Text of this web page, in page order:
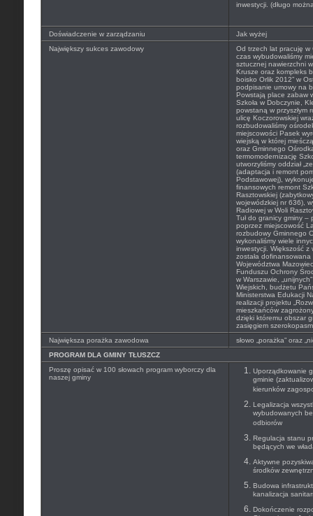
inwestycji. (długo
Doświadczenie w zarządzaniu
Jak wyżej
Największy sukces zawodowy
Od trzech lat pracuję w
czas wybudowaliśmy
sztucznej nawierzchni
Krusze oraz kompleks
boisko Orlik 2012” w
podpisanie umowy na
Powstają place zabaw
Szkoła w Dobczynie,
powstaną w przyszłym
ulicę Koczorowskiej
rozbudowaliśmy
miejscowości Pasek
wiejską w której
oraz Gminnego
termomodernizację
utworzyliśmy oddział
(adaptacja i remont
Podstawowej),
finansowych remont
Rasztowskiej
wojewódzkiej nr 636),
Radiowej w Woli
Tuł do granicy gminy –
poprzez miejscowość
rozbudowy Gminnego
wykonaliśmy wiele
inwestycji. Większość z
została
Województwa
Funduszu Ochrony
w Warszawie,
Wiejskich, budżetu
Ministerstwa Edukacji
realizacji projektu
mieszkańców
dzięki któremu obszar
zasięgiem
Największa porażka zawodowa
słowo „porażka” oraz
PROGRAM DLA GMINY TŁUSZCZ
Proszę opisać w 100 słowach program wyborczy dla
naszej gminy
Uporządkowanie
gminie
kierunków
Legalizacja
wybudowanych
odbiorów
Regulacja stanu
będących we
Aktywne
środków
Budowa
kanalizacja
Dokończenie